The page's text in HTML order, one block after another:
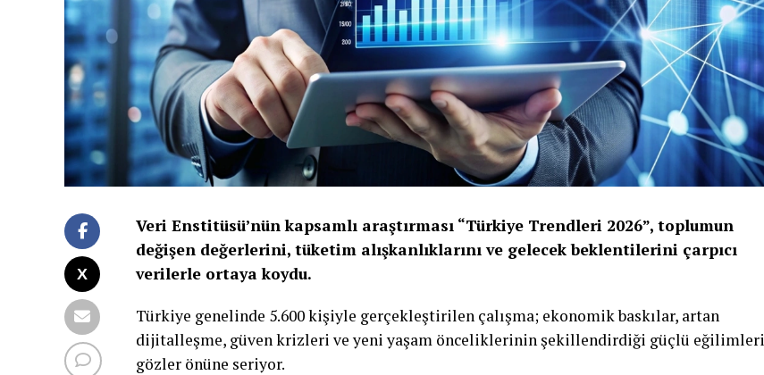
Veri Enstitüsü’nün kapsamlı araştırması “Türkiye Trendleri 2026”, toplumun
değişen değerlerini, tüketim alışkanlıklarını ve gelecek beklentilerini çarpıcı
verilerle ortaya koydu.
Türkiye genelinde 5.600 kişiyle gerçekleştirilen çalışma; ekonomik baskılar, artan
dijitalleşme, güven krizleri ve yeni yaşam önceliklerinin şekillendirdiği güçlü eğilimleri
gözler önüne seriyor.